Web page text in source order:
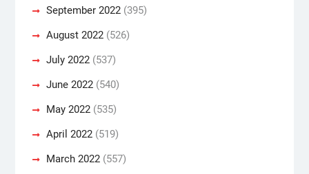
September 2022(395)
August 2022(526)
July 2022(537)
June 2022(540)
May 2022(535)
April 2022(519)
March 2022(557)